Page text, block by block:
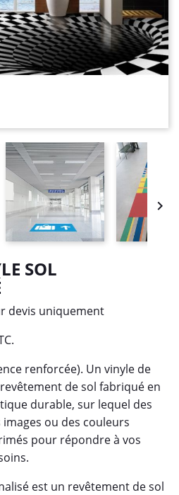

SOL
devis uniquement
renforcée). Un vinyle de
de sol fabriqué en
durable, sur lequel des
ou des couleurs
pour répondre à vos
est un revêtement de sol